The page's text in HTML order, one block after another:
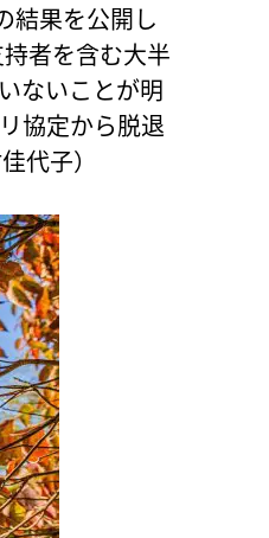
結果を公開し
者を含む大半
ないことが明
協定から脱退
代子）